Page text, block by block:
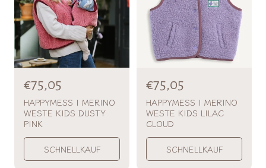
s
s
N
o
r
m
a
l
€75,05
HAPPYMESS | MERINO
WESTE KIDS DUSTY
PINK
SCHNELLKAUF
N
o
r
m
a
l
€75,05
HAPPYMESS | MERINO
WESTE KIDS LILAC
CLOUD
SCHNELLKAUF